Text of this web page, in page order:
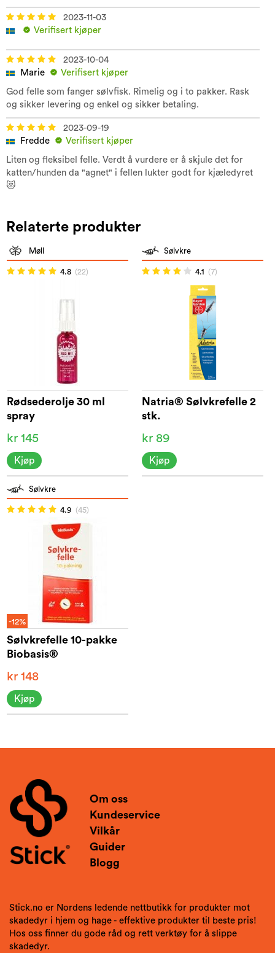
2023-11-03
Verifisert kjøper
2023-10-04
Marie
Verifisert kjøper
God felle som fanger sølvfisk. Rimelig og i to pakker. Rask
og sikker levering og enkel og sikker betaling.
2023-09-19
Fredde
Verifisert kjøper
Liten og fleksibel felle. Verdt å vurdere er å skjule det for
katten/hunden da "agnet" i fellen lukter godt for kjæledyret
😻
Relaterte produkter
Møll
4.8 (22)
Rødsederolje 30 ml
spray
kr 145
Kjøp
Sølvkre
4.1 (7)
Natria® Sølvkrefelle 2
stk.
kr 89
Kjøp
Sølvkre
4.9 (45)
-12%
Sølvkrefelle 10-pakke
Biobasis®
kr 148
Kjøp
Om oss
Kundeservice
Vilkår
Guider
Blogg
Stick.no er Nordens ledende nettbutikk for produkter mot
skadedyr i hjem og hage - effektive produkter til beste pris!
Hos oss finner du gode råd og rett verktøy for å slippe
skadedyr.